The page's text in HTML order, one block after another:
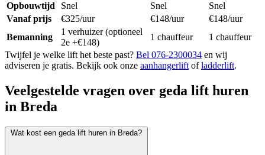
Opbouwtijd
Snel Snel
Snel
Vanaf prijs
€325/uur €148/uur
€148/uur
Bemanning
1 verhuizer (optioneel
2e +€148)
1 chauffeur
1 chauffeur
Twijfel je welke lift het beste past? Bel 076-2300034 en wij
adviseren je gratis. Bekijk ook onze aanhangerlift ofladderlift.
Veelgestelde vragen over geda lift huren
in Breda
Wat kost een geda lift huren in Breda?